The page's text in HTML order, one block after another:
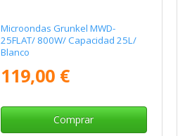
Microondas Grunkel MWD-
25FLAT/ 800W/ Capacidad 25L/
Blanco
119,00 €
Comprar